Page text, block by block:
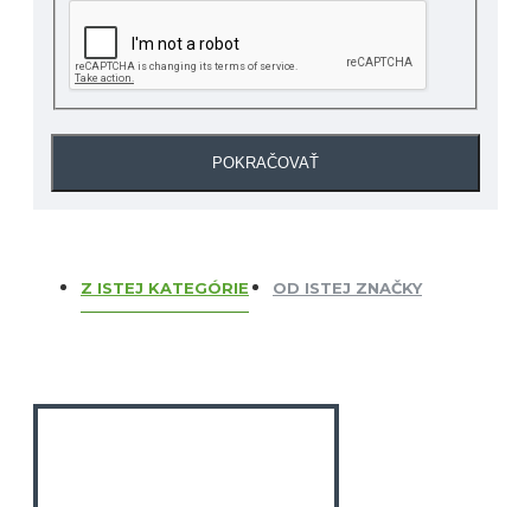
POKRAČOVAŤ
Z ISTEJ KATEGÓRIE OD ISTEJ ZNAČKY